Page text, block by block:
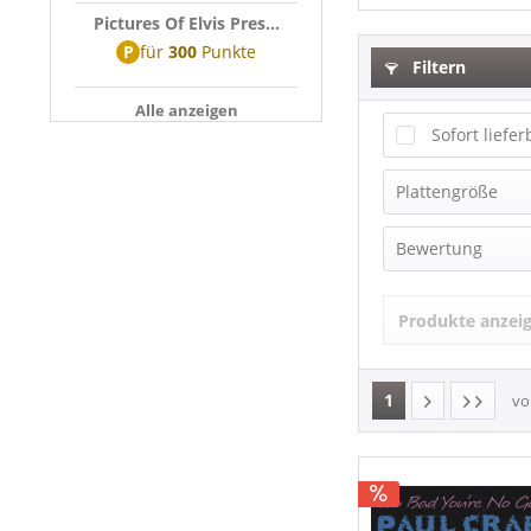
Pictures Of Elvis Pres...
P für 300 Punkte
Alle anzeigen
Filtern
Sofort
Plattengröße
LP (12 Inch)
Bewertung
Produkte
1